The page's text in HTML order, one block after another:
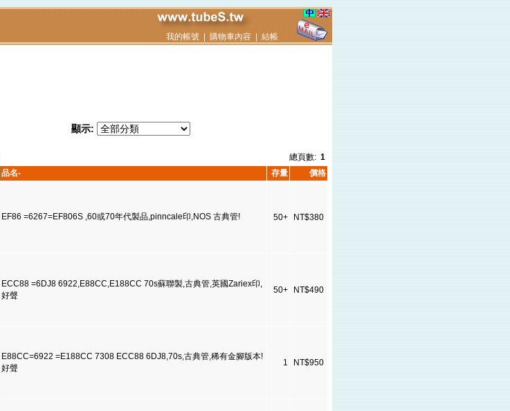
我的帳號 購物車內容 結帳
顯示:
總頁數: 1
品名- 存量 價格
EF86 =6267=EF806S ,60或70年代製品,pinncale印,NOS 古典管! 50+ NT$380
ECC88 =6DJ8 6922,E88CC,E188CC 70s蘇聯製,古典管,英國Zariex印,
好聲
50+ NT$490
E88CC=6922 =E188CC 7308 ECC88 6DJ8,70s,古典管,稀有金腳版本!
好聲
1 NT$950